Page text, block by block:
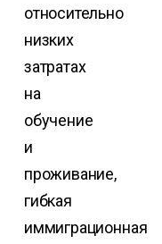
относительно
низких
затратах
на
обучение
и
проживание,
гибкая
иммиграционная